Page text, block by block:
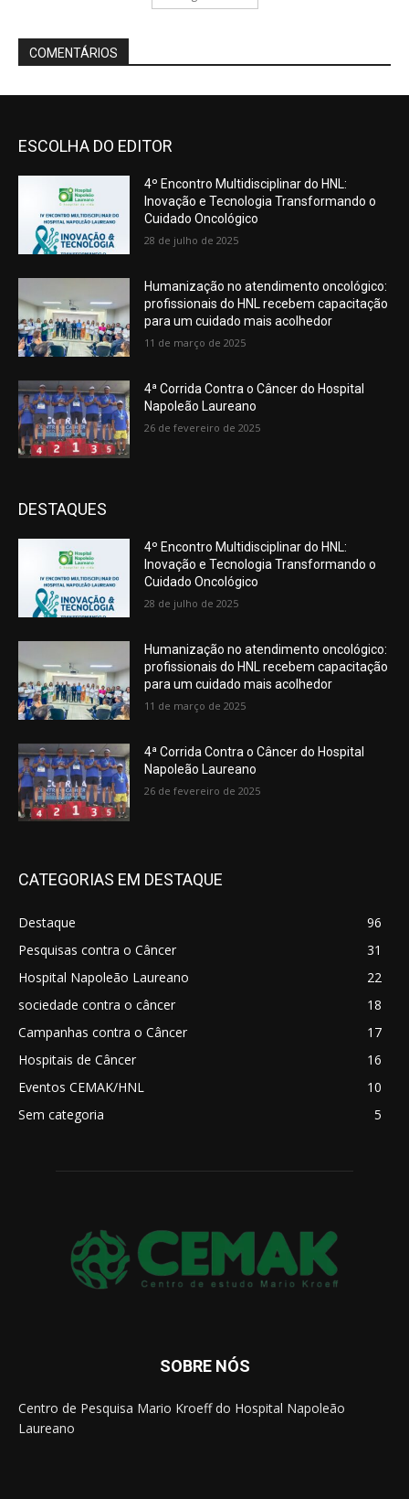
ESCOLHA DO EDITOR
4º Encontro Multidisciplinar do HNL:
Inovação e Tecnologia Transformando o
Cuidado Oncológico
28 de julho de 2025
Humanização no atendimento oncológico:
profissionais do HNL recebem capacitação
para um cuidado mais acolhedor
11 de março de 2025
4ª Corrida Contra o Câncer do Hospital
Napoleão Laureano
26 de fevereiro de 2025
DESTAQUES
4º Encontro Multidisciplinar do HNL:
Inovação e Tecnologia Transformando o
Cuidado Oncológico
28 de julho de 2025
Humanização no atendimento oncológico:
profissionais do HNL recebem capacitação
para um cuidado mais acolhedor
11 de março de 2025
4ª Corrida Contra o Câncer do Hospital
Napoleão Laureano
26 de fevereiro de 2025
CATEGORIAS EM DESTAQUE
Destaque
96
Pesquisas contra o Câncer
31
Hospital Napoleão Laureano
22
sociedade contra o câncer
18
Campanhas contra o Câncer
17
Hospitais de Câncer
16
Eventos CEMAK/HNL
10
Sem categoria
5
SOBRE NÓS
Centro de Pesquisa Mario Kroeff do Hospital Napoleão
Laureano